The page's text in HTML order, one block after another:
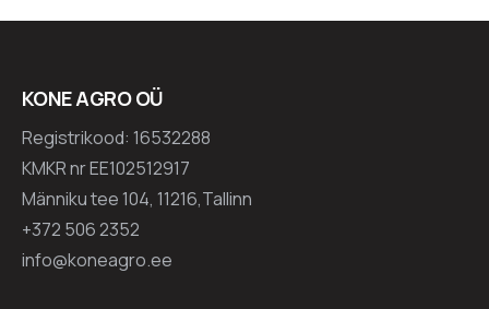
KONE AGRO OÜ
Registrikood: 16532288
KMKR nr EE102512917
Männiku tee 104, 11216,Tallinn
+372 506 2352
info@koneagro.ee